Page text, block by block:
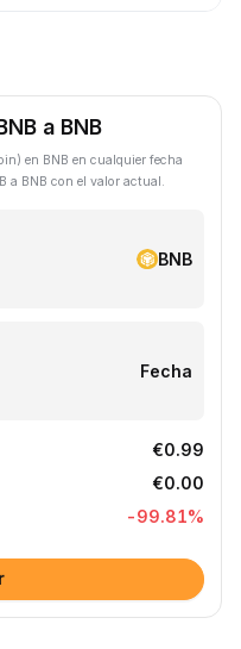
a BNB
en BNB en cualquier fecha
a BNB con el valor actual.
BNB
Fecha
€0.99
€0.00
-99.81%